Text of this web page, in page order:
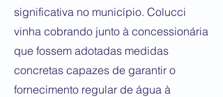
significativa no município. Colucci
vinha cobrando junto à concessionária
que fossem adotadas medidas
concretas capazes de garantir o
fornecimento regular de água à